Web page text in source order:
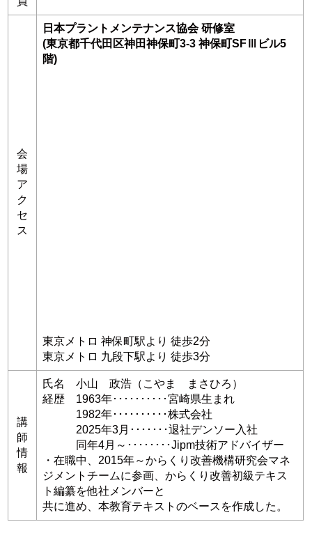
会
場
ア
ク
セ
ス
日本プラントメンテナンス協会 研修室
(東京都千代田区神田神保町3-3 神保町SFⅢビル5
階)
東京メトロ 神保町駅より 徒歩2分
東京メトロ 九段下駅より 徒歩3分
講
師
情
報
氏名 小山 政浩（こやま まさひろ）
経歴 1963年･･････････宮崎県生まれ
1982年･･････････株式会社
2025年3月･･･････退社デンソー入社
同年4月～････････Jipm技術アドバイザー
・在職中、2015年～からくり改善機構研究会マネ
ジメントチームに参画、からくり改善初級テキス
ト編纂を他社メンバーと
共に進め、本教育テキストのベースを作成した。